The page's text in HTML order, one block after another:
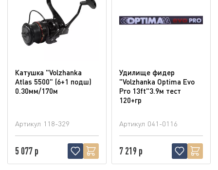
Катушка "Volzhanka
Atlas 5500" (6+1 подш)
0.30мм/170м
Артикул 118-329
5 077 р
Удилище фидер
"Volzhanka Optima Evo
Pro 13ft"3.9м тест
120+гр
Артикул 041-0116
7 219 р